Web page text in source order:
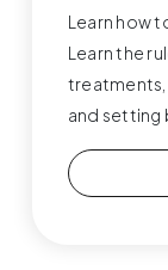
Learn how
Learn the
treatments,
and setting